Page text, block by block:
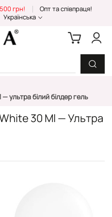
грн!
Опт та співпраця!
Українська
ультра білий білдер гель
30 Ml — Ультра